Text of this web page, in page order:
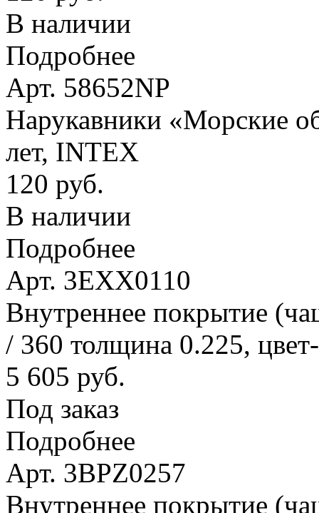
В наличии
Подробнее
Арт. 58652NP
Нарукавники «Морские
лет, INTEX
120 руб.
В наличии
Подробнее
Арт. 3EXX0110
Внутреннее покрытие
/ 360 толщина 0.225,
5 605 руб.
Под заказ
Подробнее
Арт. 3BPZ0257
Внутреннее покрытие